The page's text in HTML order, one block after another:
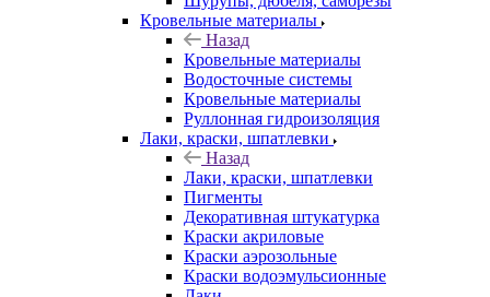
Кровельные материалы
Назад
Кровельные материалы
Водосточные системы
Кровельные материалы
Руллонная гидроизоляция
Лаки, краски, шпатлевки
Назад
Лаки, краски, шпатлевки
Пигменты
Декоративная штукатурка
Краски акриловые
Краски аэрозольные
Краски водоэмульсионные